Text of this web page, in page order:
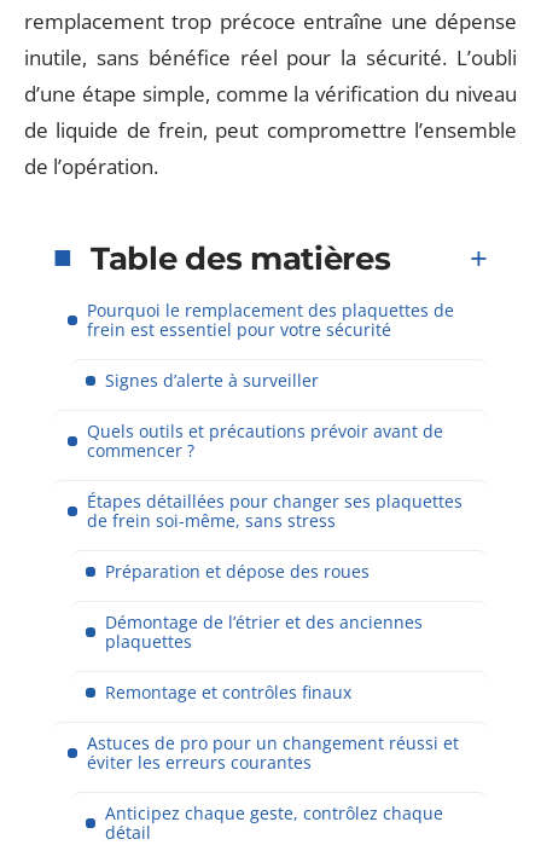
remplacement trop précoce entraîne une dépense
inutile, sans bénéfice réel pour la sécurité. L’oubli
d’une étape simple, comme la vérification du niveau
de liquide de frein, peut compromettre l’ensemble
de l’opération.
Table des matières
Pourquoi le remplacement des plaquettes de
frein est essentiel pour votre sécurité
Signes d’alerte à surveiller
Quels outils et précautions prévoir avant de
commencer ?
Étapes détaillées pour changer ses plaquettes
de frein soi-même, sans stress
Préparation et dépose des roues
Démontage de l’étrier et des anciennes
plaquettes
Remontage et contrôles finaux
Аstuces de pro pour un changement réussi et
éviter les erreurs courantes
Anticipez chaque geste, contrôlez chaque
détail